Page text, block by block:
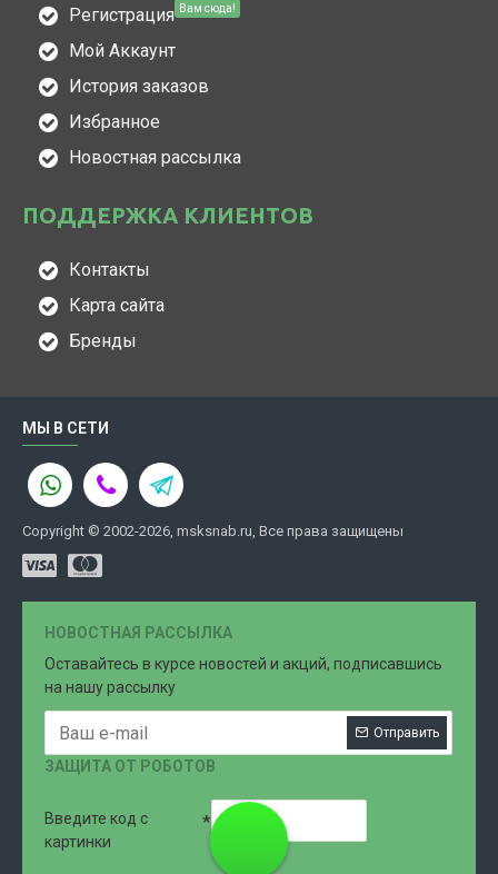
Регистрация Вам сюда!
Мой Аккаунт
История заказов
Избранное
Новостная рассылка
ПОДДЕРЖКА КЛИЕНТОВ
Контакты
Карта сайта
Бренды
МЫ В СЕТИ
Copyright © 2002-2026, msksnab.ru, Все права защищены
НОВОСТНАЯ РАССЫЛКА
Оставайтесь в курсе новостей и акций, подписавшись
на нашу рассылку
Отправить
ЗАЩИТА ОТ РОБОТОВ
Введите код с
картинки